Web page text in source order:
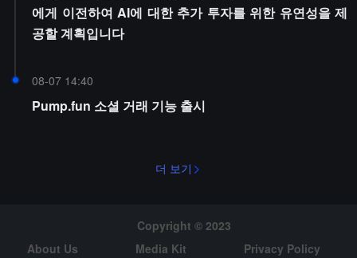
에게 이전하여 AI에 대한 추가 투자를 위한 유연성을 제
공할 계획입니다
08-07 14:40
Pump.fun 소셜 거래 기능 출시
더 보기
Copyright © 2023
About Us
Media Kit Privacy Policy